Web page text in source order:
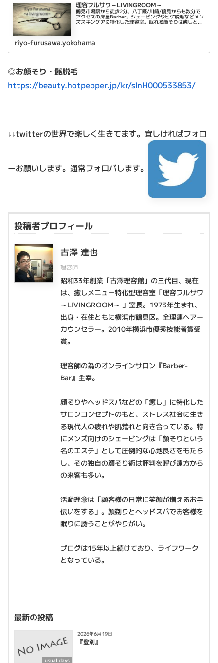
理容フルサワ～LIVINGROOM～
鶴見市場駅から徒歩2分、八丁畷/川崎/鶴見からも数分で
アクセスの床屋Barber。シェービングやヒゲ脱毛などメン
ズスキンケアに特化した理容室。眠れる顔そりは癒しと乾
riyo-furusawa.yokohama
◎お顔そり・髭脱毛
https://beauty.hotpepper.jp/kr/slnH000533853/
↓↓twitterの世界で楽しく生きてます。 宜しければフォロ
ーお願いします。通常フォロバします。
投稿者プロフィール
古澤 達也
理容師
昭和33年創業「古澤理容館」の三代目、現在
は、癒しメニュー特化型理容室「理容フルサワ
～LIVINGROOM～ 」室長。1973年生まれ、
出身・在住ともに横浜市鶴見区。全理連ヘアー
カウンセラー。2010年横浜市優秀技能者賞受
賞。
理容師の為のオンラインサロン『Barber-
Bar』主宰。
顔そりやヘッドスパなどの「癒し」に特化した
サロンコンセプトのもと、ストレス社会に生き
る現代人の疲れや肌荒れと向き合っている。特
にメンズ向けのシェービングは「顔そりという
名のエステ」として圧倒的な心地良さをもたら
し、その独自の顔そり術は評判を呼び遠方から
の来客も多い。
活動理念は「顧客様の日常に笑顔が増えるお手
伝いをする」。顔剃りとヘッドスパでお客様を
眠りに誘うことがやりがい。
ブログは15年以上続けており、ライフワーク
となっている。
最新の投稿
usual days
2026年6月19日
『登別』